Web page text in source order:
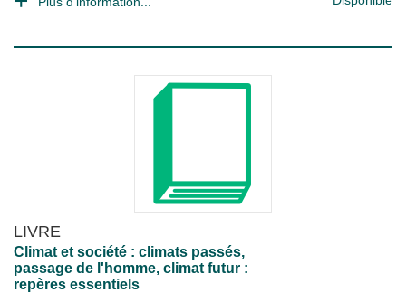
LIVRE
Climat et société : climats passés,
passage de l'homme, climat futur :
repères essentiels